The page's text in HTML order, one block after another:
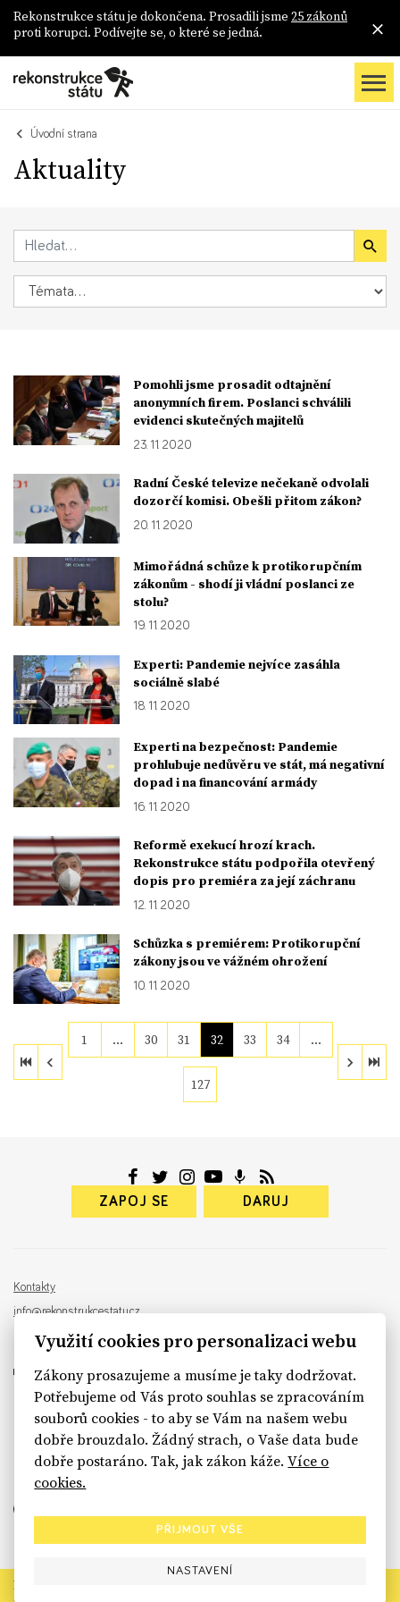
Rekonstrukce státu je dokončena. Prosadili jsme 25 zákonů
proti korupci. Podívejte se, o které se jedná.
Úvodní strana
Aktuality
Pomohli jsme prosadit odtajnění
anonymních firem. Poslanci schválili
evidenci skutečných majitelů
23. 11. 2020
Radní České televize nečekaně odvolali
dozorčí komisi. Obešli přitom zákon?
20. 11. 2020
Mimořádná schůze k protikorupčním
zákonům - shodí ji vládní poslanci ze
stolu?
19. 11. 2020
Experti: Pandemie nejvíce zasáhla
sociálně slabé
18. 11. 2020
Experti na bezpečnost: Pandemie
prohlubuje nedůvěru ve stát, má negativní
dopad i na financování armády
16. 11. 2020
Reformě exekucí hrozí krach.
Rekonstrukce státu podpořila otevřený
dopis pro premiéra za její záchranu
12. 11. 2020
Schůzka s premiérem: Protikorupční
zákony jsou ve vážném ohrožení
10. 11. 2020
1 … 30 31 32 33 34 …
127
ZAPOJ SE DARUJ
Kontakty
info@rekonstrukcestatu.cz
Návrh a vývoj: Sinfin , ilustrace:
sinfin.digital
Rekonstrukce státu končí. Její členské organizace však dál
Využití cookies pro personalizaci webu
Zákony prosazujeme a musíme je taky dodržovat.
Potřebujeme od Vás proto souhlas se zpracováním
souborů cookies - to aby se Vám na našem webu
dobře brouzdalo. Žádný strach, o Vaše data bude
dobře postaráno. Tak, jak zákon káže.Více o
cookies.
PŘIJMOUT VŠE
NASTAVENÍ